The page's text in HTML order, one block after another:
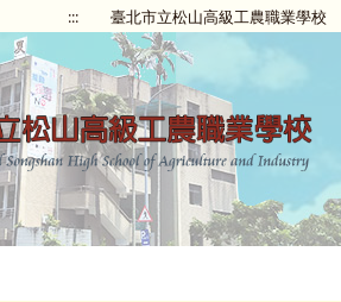
::: 臺北市立松山高級工農職業學校